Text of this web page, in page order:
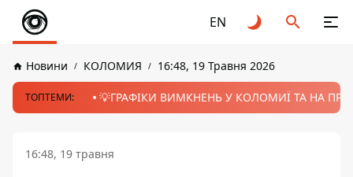
EN
Новини КОЛОМИЯ 16:48, 19 Травня 2026
ТОПТЕМИ: 💡ГРАФІКИ ВИМКНЕНЬ У КОЛОМИЇ ТА НА
16:48, 19 травня